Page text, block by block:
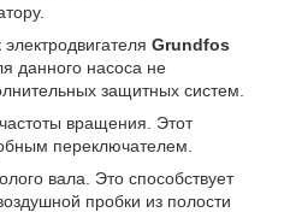
Grundfos
данного насоса не
защитных систем.
вращения. Этот
переключателем.
вала. Это способствует
пробки из полости